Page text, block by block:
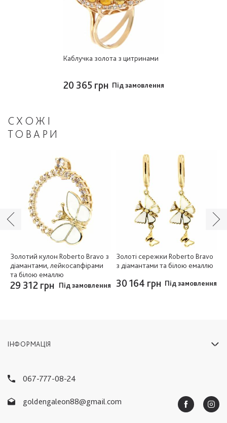
Каблучка золота з цитринами
20 365 грн Під замовлення
СХОЖІ
ТОВАРИ
Золотий кулон Roberto Bravo з
діамантами, лейкосапфірами
та білою емаллю
29 312 грн Під замовлення
Золоті сережки Roberto Bravo
з діамантами та білою емаллю
30 164 грн Під замовлення
ІНФОРМАЦІЯ
067-777-08-24
goldengaleon88@gmail.com